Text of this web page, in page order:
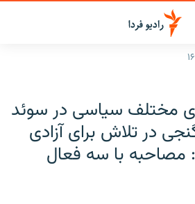
مختلف سیاسی در سوئد
در تلاش برای آزادی
مصاحبه با سه فعال